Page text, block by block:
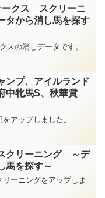
ークス スクリーニ
から消し馬を探す
スの消しデータです。
ンプ、アイルランド
中牝馬S、秋華賞
アップしました。
クリーニング ～デ
馬を探す～
ーニングをアップしま